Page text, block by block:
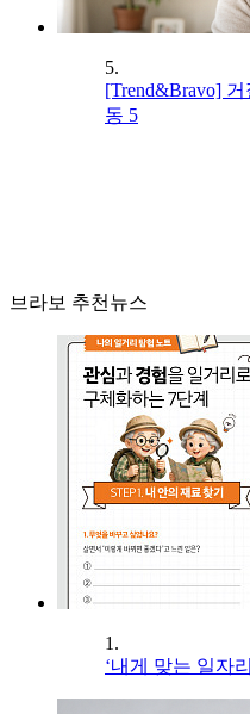
5.
[Trend&Bravo]
동 5
브라보 추천뉴스
1.
‘내게 맞는 일자